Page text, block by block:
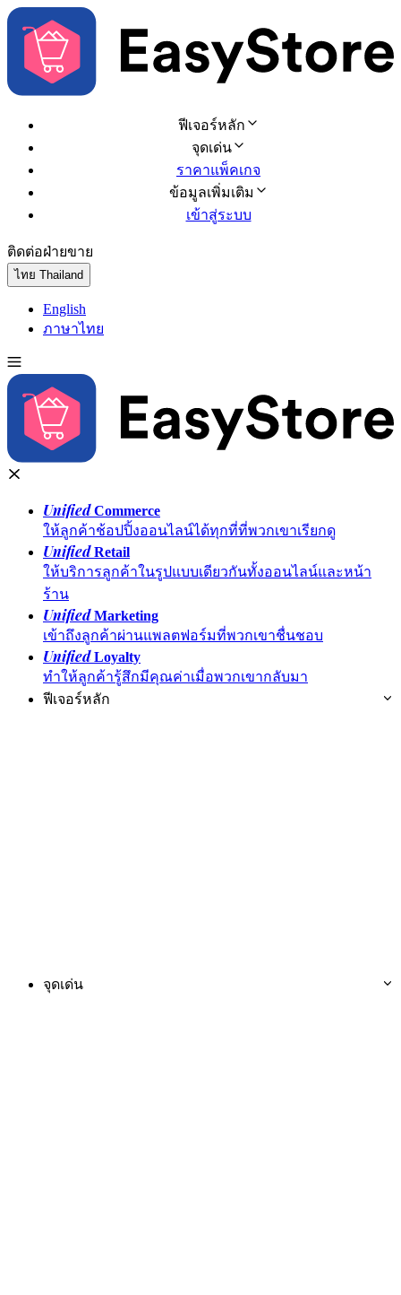
ฟีเจอร์หลัก
จุดเด่น
ราคาแพ็คเกจ
ข้อมูลเพิ่มเติม
เข้าสู่ระบบ
ติดต่อฝ่ายขาย
ไทย Thailand
English
ภาษาไทย
UnifiedCommerce
ให้ลูกค้าช้อปปิ้งออนไลน์ได้ทุกที่ที่พวกเขาเรียกดู
UnifiedRetail
ให้บริการลูกค้าในรูปแบบเดียวกันทั้งออนไลน์และหน้า
ร้าน
UnifiedMarketing
เข้าถึงลูกค้าผ่านแพลตฟอร์มที่พวกเขาชื่นชอบ
UnifiedLoyalty
ทำให้ลูกค้ารู้สึกมีคุณค่าเมื่อพวกเขากลับมา
ฟีเจอร์หลัก
จุดเด่น